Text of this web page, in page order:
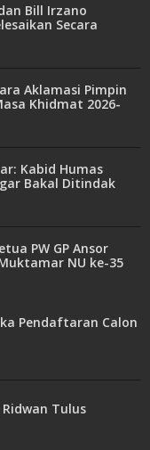
Bill Irzano
Secara
Aklamasi Pimpin
Khidmat 2026-
Kabid Humas
Bakal Ditindak
PW GP Ansor
NU ke-35
Pendaftaran Calon
Tulus